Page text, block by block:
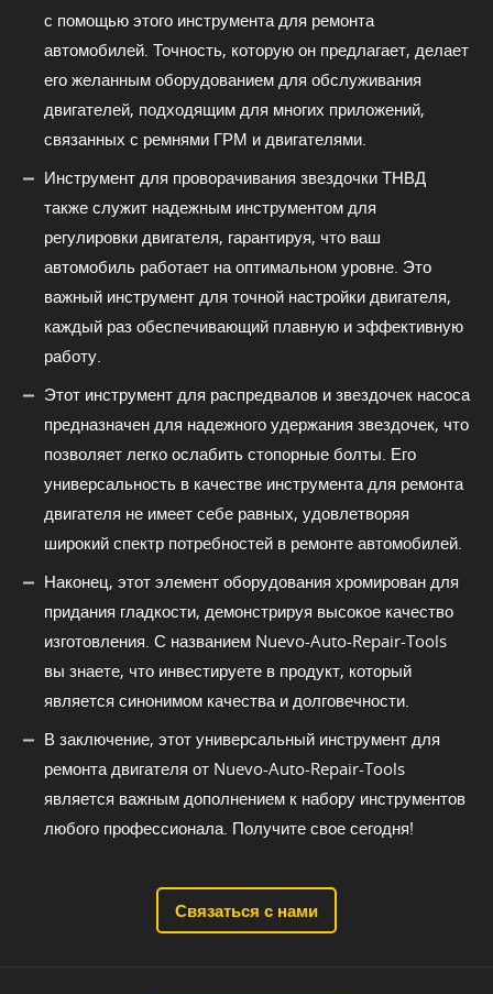
с помощью этого инструмента для ремонта
автомобилей. Точность, которую он предлагает, делает
его желанным оборудованием для обслуживания
двигателей, подходящим для многих приложений,
связанных с ремнями ГРМ и двигателями.
Инструмент для проворачивания звездочки ТНВД
также служит надежным инструментом для
регулировки двигателя, гарантируя, что ваш
автомобиль работает на оптимальном уровне. Это
важный инструмент для точной настройки двигателя,
каждый раз обеспечивающий плавную и эффективную
работу.
Этот инструмент для распредвалов и звездочек насоса
предназначен для надежного удержания звездочек, что
позволяет легко ослабить стопорные болты. Его
универсальность в качестве инструмента для ремонта
двигателя не имеет себе равных, удовлетворяя
широкий спектр потребностей в ремонте автомобилей.
Наконец, этот элемент оборудования хромирован для
придания гладкости, демонстрируя высокое качество
изготовления. С названием Nuevo-Auto-Repair-Tools
вы знаете, что инвестируете в продукт, который
является синонимом качества и долговечности.
В заключение, этот универсальный инструмент для
ремонта двигателя от Nuevo-Auto-Repair-Tools
является важным дополнением к набору инструментов
любого профессионала. Получите свое сегодня!
Связаться с нами